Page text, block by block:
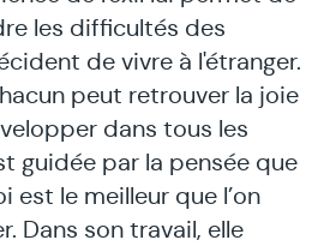
les difficultés des
de vivre à l'étranger.
peut retrouver la joie
dans tous les
guidée par la pensée que
est le meilleur que l’on
Dans son travail, elle